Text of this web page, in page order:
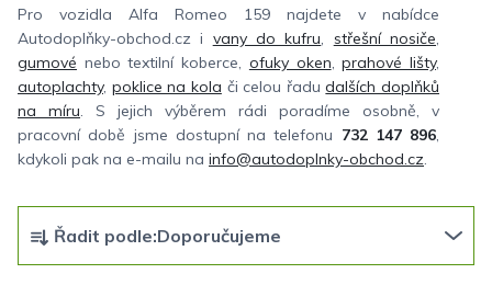
Pro vozidla Alfa Romeo 159 najdete v nabídce
Autodoplňky-obchod.cz i vany do kufru, střešní nosiče,
gumové nebo textilní koberce, ofuky oken,prahové lišty,
autoplachty, poklice na kola či celou řadudalších doplňků
na míru. S jejich výběrem rádi poradíme osobně, v
pracovní době jsme dostupní na telefonu 732 147 896,
kdykoli pak na e-mailu na info@autodoplnky-obchod.cz.
a
Řadit podle:Doporučujeme